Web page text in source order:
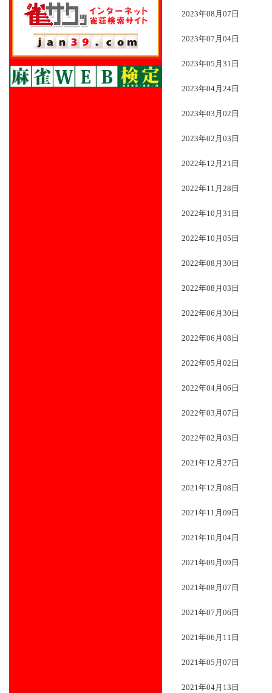
2023年08月07日
2023年07月04日
2023年05月31日
2023年04月24日
2023年03月02日
2023年02月03日
2022年12月21日
2022年11月28日
2022年10月31日
2022年10月05日
2022年08月30日
2022年08月03日
2022年06月30日
2022年06月08日
2022年05月02日
2022年04月06日
2022年03月07日
2022年02月03日
2021年12月27日
2021年12月08日
2021年11月09日
2021年10月04日
2021年09月09日
2021年08月07日
2021年07月06日
2021年06月11日
2021年05月07日
2021年04月13日